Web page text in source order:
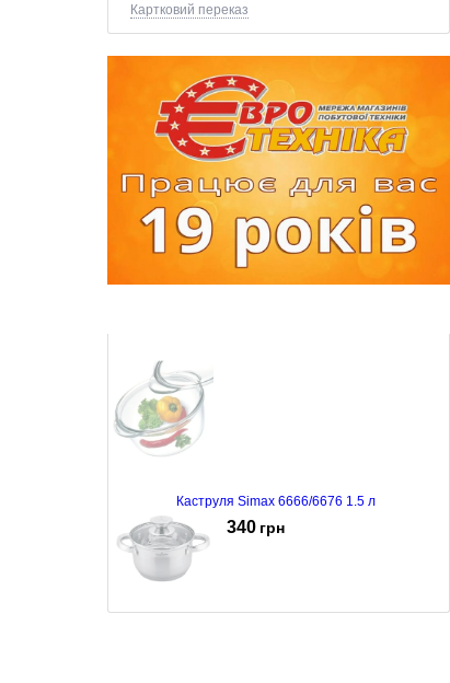
Картковий переказ
Каструля Simax 6666/6676 1.5 л
340 грн